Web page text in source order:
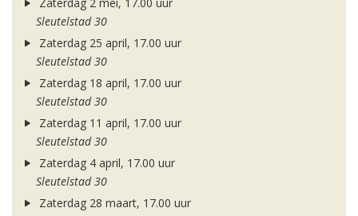
Zaterdag 2 mei, 17.00 uur
Sleutelstad 30
Zaterdag 25 april, 17.00 uur
Sleutelstad 30
Zaterdag 18 april, 17.00 uur
Sleutelstad 30
Zaterdag 11 april, 17.00 uur
Sleutelstad 30
Zaterdag 4 april, 17.00 uur
Sleutelstad 30
Zaterdag 28 maart, 17.00 uur